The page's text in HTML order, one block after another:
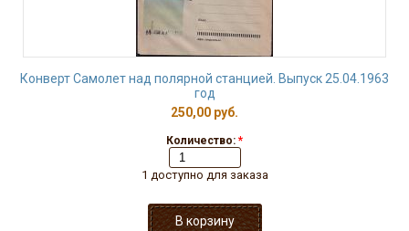
Конверт Самолет над полярной станцией. Выпуск 25.04.1963
год
250,00 руб.
Количество: *
1 доступно для заказа